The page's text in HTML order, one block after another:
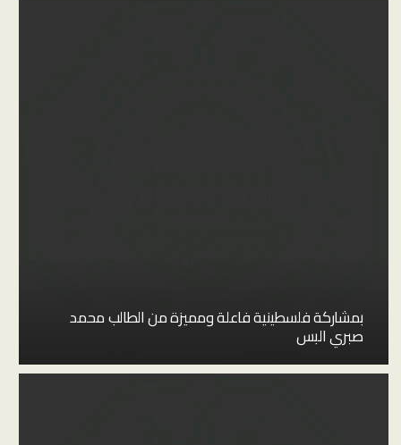
بمشاركة فلسطينية فاعلة ومميزة من الطالب محمد
صبري البس